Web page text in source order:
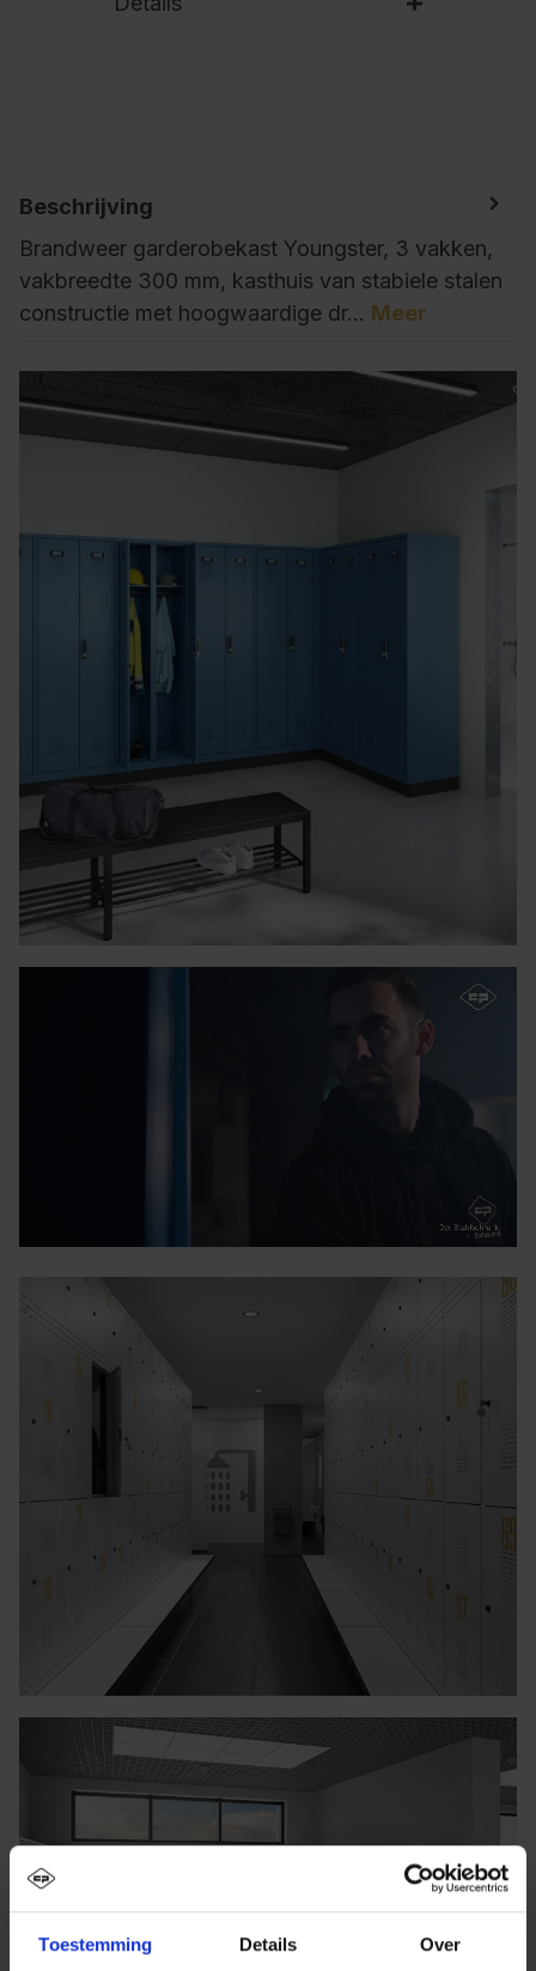
Toestemming Details Over
Beschrijving
Brandweer garderobekast Youngster, 3 vakken,
vakbreedte 300 mm, kasthuis van stabiele stalen
constructie met hoogwaardige dr… Meer